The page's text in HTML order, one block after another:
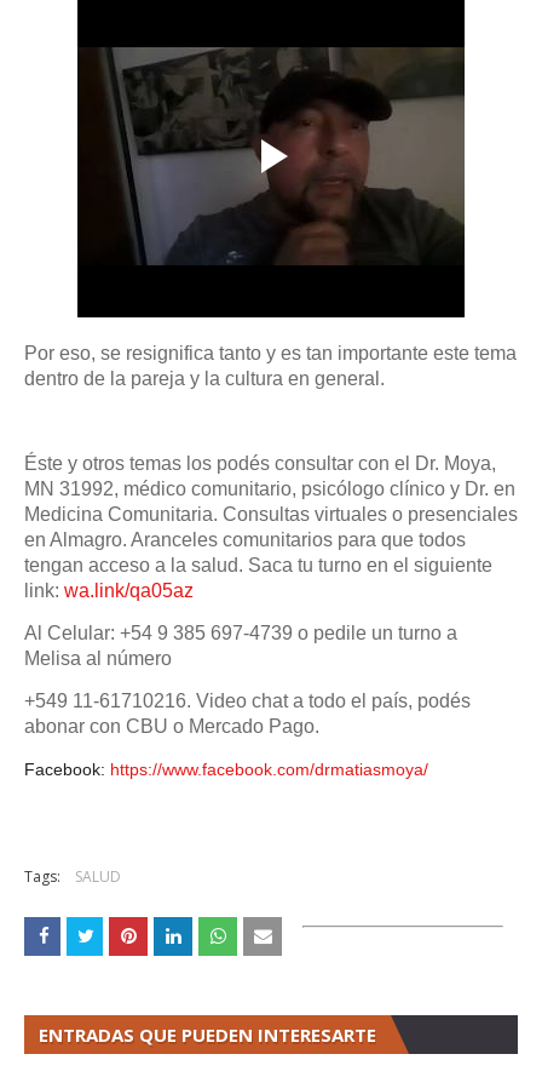
Por eso, se resignifica tanto y es tan importante este tema
dentro de la pareja y la cultura en general.
Éste y otros temas los podés consultar con el Dr. Moya,
MN 31992, médico comunitario, psicólogo clínico y Dr. en
Medicina Comunitaria. Consultas virtuales o presenciales
en Almagro. Aranceles comunitarios para que todos
tengan acceso a la salud. Saca tu turno en el siguiente
link: wa.link/qa05az
Al Celular: +54 9 385 697-4739 o pedile un turno a
Melisa al número
+549 11-61710216. Video chat a todo el país, podés
abonar con CBU o Mercado Pago.
Facebook: https://www.facebook.com/drmatiasmoya/
Tags: SALUD
ENTRADAS QUE PUEDEN INTERESARTE